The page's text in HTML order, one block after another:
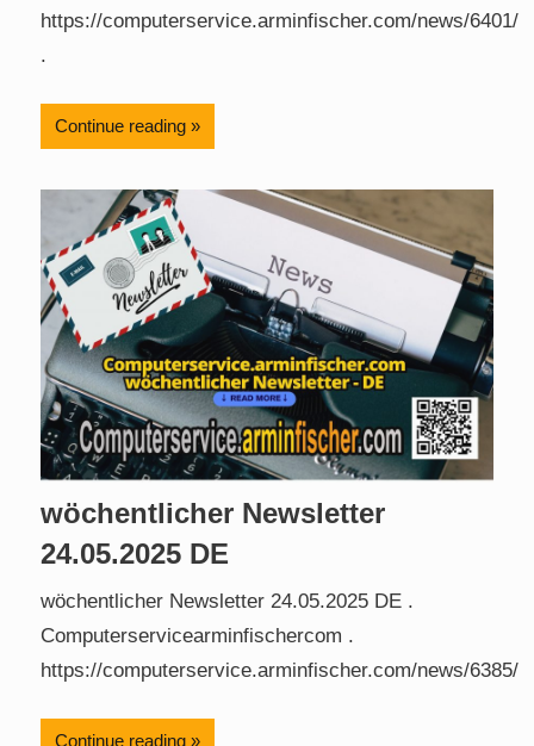
https://computerservice.arminfischer.com/news/6401/
.
Continue reading
wöchentlicher Newsletter
24.05.2025 DE
wöchentlicher Newsletter 24.05.2025 DE .
Computerservicearminfischercom .
https://computerservice.arminfischer.com/news/6385/
Continue reading